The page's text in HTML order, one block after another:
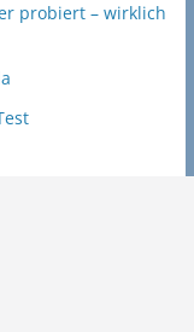
probiert – wirklich